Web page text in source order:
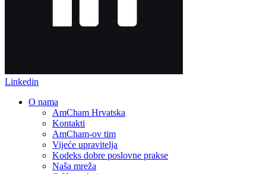
Linkedin
O nama
AmCham Hrvatska
Kontakti
AmCham-ov tim
Vijeće upravitelja
Kodeks dobre poslovne prakse
Naša mreža